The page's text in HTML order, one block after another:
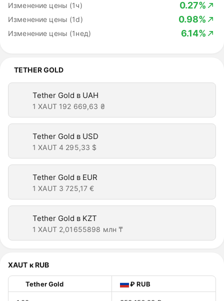
Изменение цены (1ч) 0.27%
Изменение цены (1d) 0.98%
Изменение цены (1нед) 6.14%
TETHER GOLD
Tether Gold в UAH
1 XAUT 192 669,63 ₴
Tether Gold в USD
1 XAUT 4 295,33 $
Tether Gold в EUR
1 XAUT 3 725,17 €
Tether Gold в KZT
1 XAUT 2,01655898 млн ₸
XAUT к RUB
Tether Gold ₽ RUB